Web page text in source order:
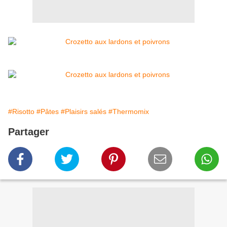
#Risotto #Pâtes #Plaisirs salés #Thermomix
Partager